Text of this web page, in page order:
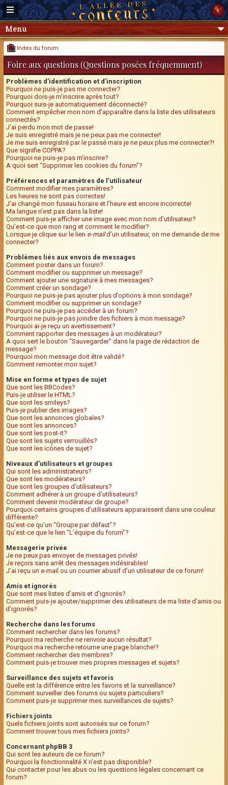
Menu
Index du forum
Foire aux questions (Questions posées fréquemment)
Problèmes d’identification et d’inscription
Pourquoi ne puis-je pas me connecter?
Pourquoi dois-je m’inscrire après tout?
Pourquoi suis-je automatiquement déconnecté?
Comment empêcher mon nom d’apparaître dans la liste des utilisateurs
connectés?
J’ai perdu mon mot de passe!
Je suis enregistré mais je ne peux pas me connecter!
Je me suis enregistré par le passé mais je ne peux plus me connecter?!
Que signifie COPPA?
Pourquoi ne puis-je pas m’inscrire?
A quoi sert “Supprimer les cookies du forum”?
Préférences et paramètres de l’utilisateur
Comment modifier mes paramètres?
Les heures ne sont pas correctes!
J’ai changé mon fuseau horaire et l’heure est encore incorrecte!
Ma langue n’est pas dans la liste!
Comment puis-je afficher une image avec mon nom d’utilisateur?
Qu’est-ce que mon rang et comment le modifier?
Lorsque je clique sur le lien e-maild’un utilisateur, on me demande de me
connecter?
Problèmes liés aux envois de messages
Comment poster dans un forum?
Comment modifier ou supprimer un message?
Comment ajouter une signature à mes messages?
Comment créer un sondage?
Pourquoi ne puis-je pas ajouter plus d’options à mon sondage?
Comment modifier ou supprimer un sondage?
Pourquoi ne puis-je pas accéder à un forum?
Pourquoi ne puis-je pas joindre des fichiers à mon message?
Pourquoi ai-je reçu un avertissement?
Comment rapporter des messages à un modérateur?
A quoi sert le bouton “Sauvegarder” dans la page de rédaction de
message?
Pourquoi mon message doit être validé?
Comment remonter mon sujet?
Mise en forme et types de sujet
Que sont les BBCodes?
Puis-je utiliser le HTML?
Que sont les smileys?
Puis-je publier des images?
Que sont les annonces globales?
Que sont les annonces?
Que sont les post-it?
Que sont les sujets verrouillés?
Que sont les icônes de sujet?
Niveaux d’utilisateurs et groupes
Qui sont les administrateurs?
Que sont les modérateurs?
Que sont les groupes d’utilisateurs?
Comment adhérer à un groupe d’utilisateurs?
Comment devenir modérateur de groupe?
Pourquoi certains groupes d’utilisateurs apparaissent dans une couleur
différente?
Qu’est-ce qu’un “Groupe par défaut”?
Qu’est-ce que le lien “L’équipe du forum”?
Messagerie privée
Je ne peux pas envoyer de messages privés!
Je reçois sans arrêt des messages indésirables!
J’ai reçu un e-mail ou un courrier abusif d’un utilisateur de ce forum!
Amis et ignorés
Que sont mes listes d’amis et d’ignorés?
Comment puis-je ajouter/supprimer des utilisateurs de ma liste d’amis ou
d’ignorés?
Recherche dans les forums
Comment rechercher dans les forums?
Pourquoi ma recherche ne renvoie aucun résultat?
Pourquoi ma recherche retourne une page blanche!?
Comment rechercher des membres?
Comment puis-je trouver mes propres messages et sujets?
Surveillance des sujets et favoris
Quelle est la différence entre les favoris et la surveillance?
Comment surveiller des forums ou sujets particuliers?
Comment puis-je supprimer mes surveillances de sujets?
Fichiers joints
Quels fichiers joints sont autorisés sur ce forum?
Comment trouver tous mes fichiers joints?
Concernant phpBB 3
Qui sont les auteurs de ce forum?
Pourquoi la fonctionnalité X n’est pas disponible?
Qui contacter pour les abus ou les questions légales concernant ce
forum?